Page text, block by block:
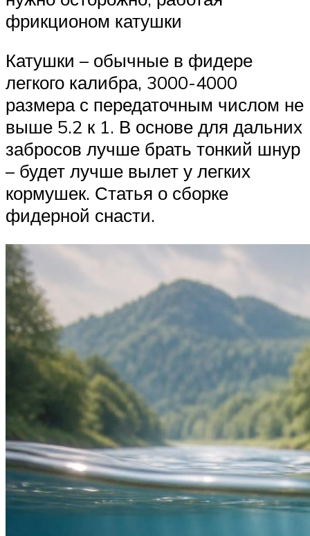
фрикционом катушки
Катушки – обычные в фидере
легкого калибра, 3000-4000
размера с передаточным числом не
выше 5.2 к 1. В основе для дальних
забросов лучше брать тонкий шнур
– будет лучше вылет у легких
кормушек. Статья о сборке
фидерной снасти.